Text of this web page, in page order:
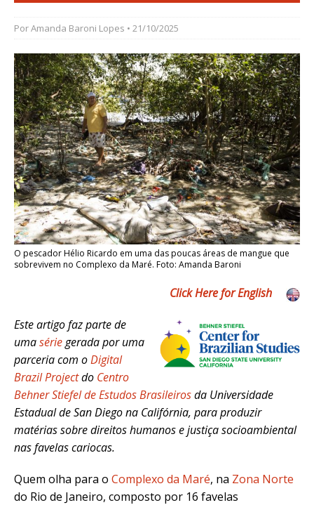
PorAmanda Baroni Lopes • 21/10/2025
O pescador Hélio Ricardo em uma das poucas áreas de mangue que
sobrevivem no Complexo da Maré. Foto: Amanda Baroni
Click Here for English
Este artigo faz parte de
umasériegerada por uma
parceria com oDigital
Brazil Projectdo Centro
Behner Stiefel de Estudos Brasileirosda Universidade
Estadual de San Diego na Califórnia, para produzir
matérias sobre direitos humanos e justiça socioambiental
nas favelas cariocas.
Quem olha para o Complexo da Maré, na Zona Norte
do Rio de Janeiro, composto por 16 favelas